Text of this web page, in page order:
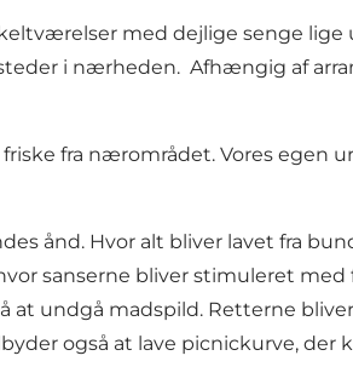
med dejlige senge lige
i nærheden. Afhængig af
fra nærområdet. Vores egen
ånd. Hvor alt bliver lavet fra
sanserne bliver stimuleret med
undgå madspild. Retterne bliver
også at lave picnickurve, der